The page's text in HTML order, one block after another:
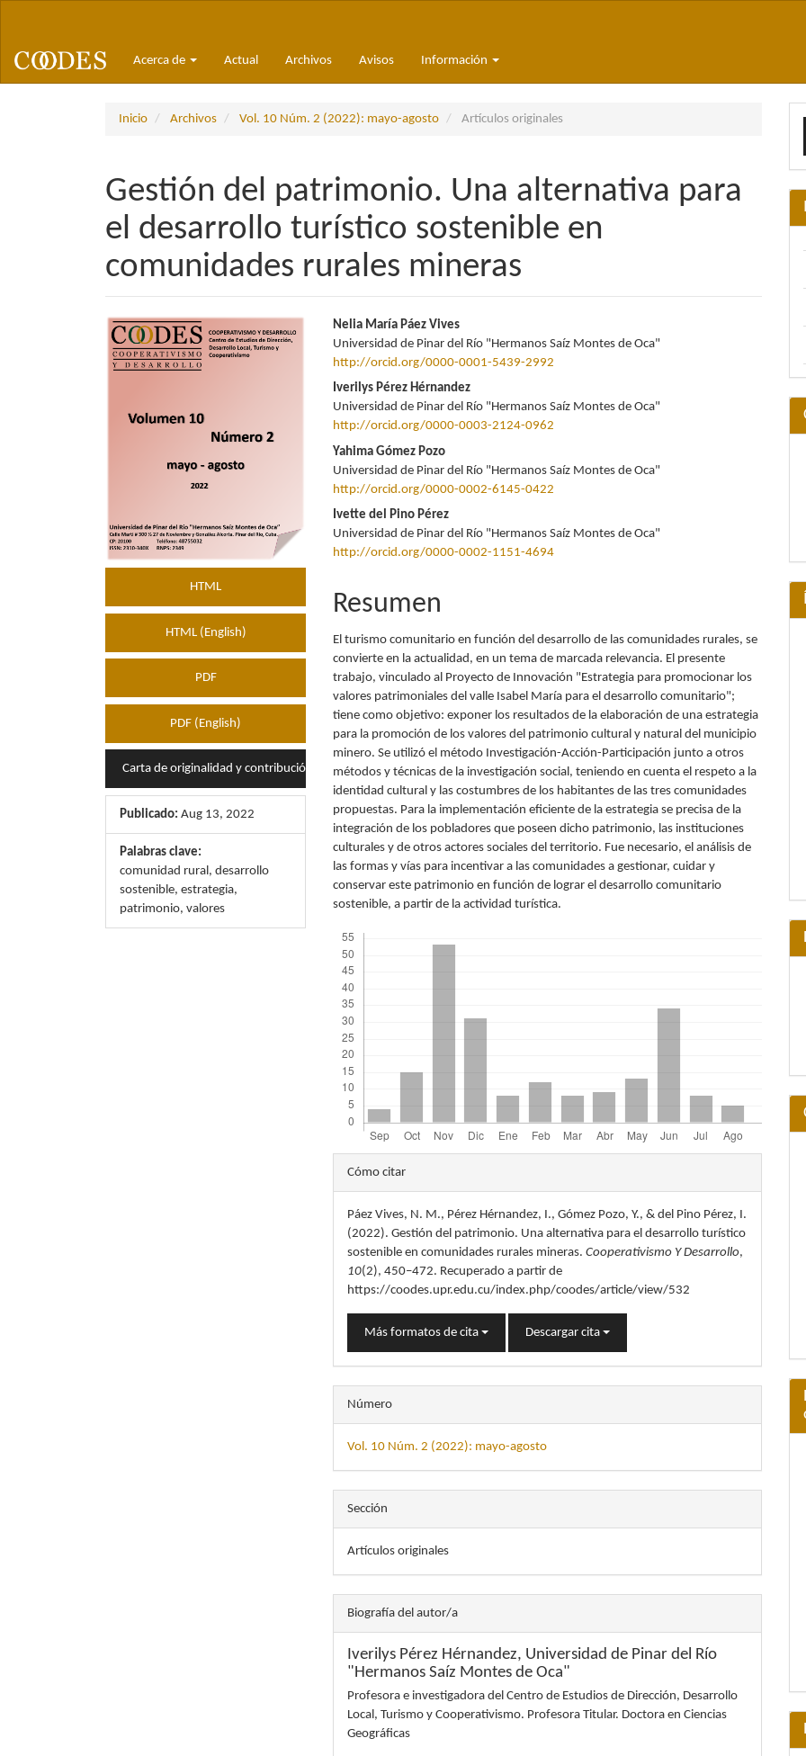
principal
Barra
Acerca de Actual Archivos Avisos Información
Inicio Archivos Vol. 10 Núm. 2 (2022): mayo-agosto Artículos originales
Gestión del patrimonio. Una alternativa para
el desarrollo turístico sostenible en
comunidades rurales mineras
Barra
lateral
artículo
HTML
HTML (English)
PDF
PDF (English)
Carta de originalidad y contribución de autores
Publicado: Aug 13, 2022
Palabras clave:
comunidad rural, desarrollo
sostenible, estrategia,
patrimonio, valores
Contenido
principal
del
artículo
Nelia María Páez Vives
Universidad de Pinar del Río "Hermanos Saíz Montes de Oca"
http://orcid.org/0000-0001-5439-2992
Iverilys Pérez Hérnandez
Universidad de Pinar del Río "Hermanos Saíz Montes de Oca"
http://orcid.org/0000-0003-2124-0962
Yahima Gómez Pozo
Universidad de Pinar del Río "Hermanos Saíz Montes de Oca"
http://orcid.org/0000-0002-6145-0422
Ivette del Pino Pérez
Universidad de Pinar del Río "Hermanos Saíz Montes de Oca"
http://orcid.org/0000-0002-1151-4694
Resumen
El turismo comunitario en función del desarrollo de las comunidades rurales, se
convierte en la actualidad, en un tema de marcada relevancia. El presente
trabajo, vinculado al Proyecto de Innovación "Estrategia para promocionar los
valores patrimoniales del valle Isabel María para el desarrollo comunitario";
tiene como objetivo: exponer los resultados de la elaboración de una estrategia
para la promoción de los valores del patrimonio cultural y natural del municipio
minero. Se utilizó el método Investigación-Acción-Participación junto a otros
métodos y técnicas de la investigación social, teniendo en cuenta el respeto a la
identidad cultural y las costumbres de los habitantes de las tres comunidades
propuestas. Para la implementación eficiente de la estrategia se precisa de la
integración de los pobladores que poseen dicho patrimonio, las instituciones
culturales y de otros actores sociales del territorio. Fue necesario, el análisis de
las formas y vías para incentivar a las comunidades a gestionar, cuidar y
conservar este patrimonio en función de lograr el desarrollo comunitario
sostenible, a partir de la actividad turística.
Detalles
del
artículo
Cómo citar
Páez Vives, N. M., Pérez Hérnandez, I., Gómez Pozo, Y., & del Pino Pérez, I.
(2022). Gestión del patrimonio. Una alternativa para el desarrollo turístico
sostenible en comunidades rurales mineras.Cooperativismo Y Desarrollo,
10(2), 450–472. Recuperado a partir de
https://coodes.upr.edu.cu/index.php/coodes/article/view/532
Más formatos de cita Descargar cita
Número
Vol. 10 Núm. 2 (2022): mayo-agosto
Sección
Artículos originales
Biografía del autor/a
Iverilys Pérez Hérnandez, Universidad de Pinar del Río
"Hermanos Saíz Montes de Oca"
Profesora e investigadora del Centro de Estudios de Dirección, Desarrollo
Local, Turismo y Cooperativismo. Profesora Titular. Doctora en Ciencias
Geográficas